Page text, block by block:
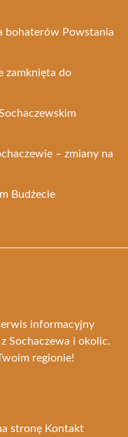
bohaterów Powstania
zamknięta do
– zmiany na
Budżecie
informacyjny
Sochaczewa i okolic.
regionie!
stronę Kontakt